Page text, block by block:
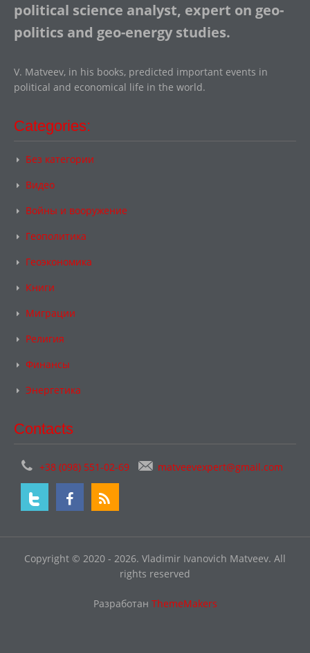
political science analyst, expert on geo-
politics and geo-energy studies.
V. Matveev, in his books, predicted important events in
political and economical life in the world.
Categories:
Без категории
Видео
Войны и вооружение
Геополитика
Геоэкономика
Книги
Миграции
Религия
Финансы
Энергетика
Contacts
+38 (098) 551-02-69 matveevexpert@gmail.com
Copyright © 2020 - 2026. Vladimir Ivanovich Matveev. All
rights reserved
Разработан ThemeMakers